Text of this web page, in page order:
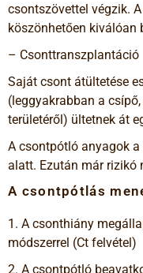
csontszövettel végzik.
köszönhetően kiválóan
– Csonttranszplantáció
Saját csont átültetése
(leggyakrabban a
területéről) ültetnek át
A csontpótló anyagok a
alatt. Ezután már rizikó
A csontpótlás
1. A csonthiány
módszerrel (Ct felvétel)
2. A csontpótló